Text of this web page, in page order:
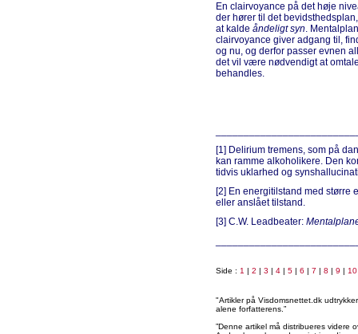
En clairvoyance på det høje
der hører til det
at kalde åndeligt syn.
clairvoyance giver adgang til,
og nu, og derfor passer evnen
det vil være nødvendigt at
behandles.
[1] Delirium tremens, som på
kan ramme alkoholikere. Den
tidvis uklarhed og
[2] En energitilstand med større
eller anslået tilstand.
[3] C.W. Leadbeater:
Side : 1 | 2 | 3 | 4 | 5 | 6 | 7 | 8 | 9 | 10
"Artikler på Visdomsnettet.dk
alene forfatterens.”
”Denne artikel må distribueres videre